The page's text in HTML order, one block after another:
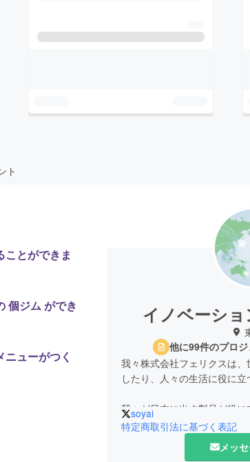
ト
ことができま
個ジム ができ
ューがつく
イノベーシ
他に99件のプロ
我々株式会社フェリクスは
したり、人々の生活に役に立
我々が日本に出す製品が役に
ただれば本望です。
soyai
特定商取引法に基づく表記
メッ